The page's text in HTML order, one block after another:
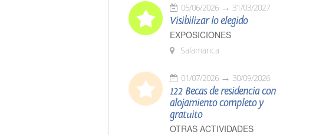
05/06/2026 31/03/2027
Visibilizar lo elegido
EXPOSICIONES
Salamanca
01/07/2026 30/09/2026
122 Becas de residencia con
alojamiento completo y
gratuito
OTRAS ACTIVIDADES